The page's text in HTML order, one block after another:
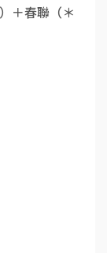
＋春聯（＊